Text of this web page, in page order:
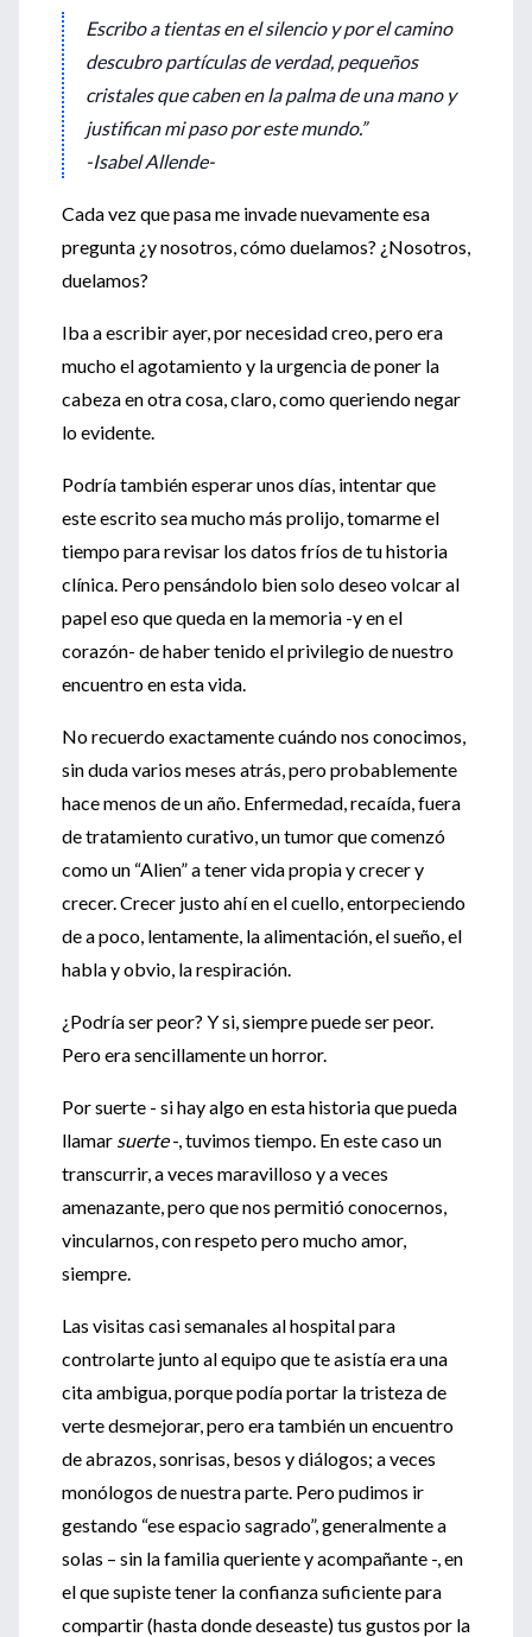
Escribo a tientas en el silencio y por el camino
descubro partículas de verdad, pequeños
cristales que caben en la palma de una mano y
justifican mi paso por este mundo.”
-Isabel Allende-
Cada vez que pasa me invade nuevamente esa
pregunta ¿y nosotros, cómo duelamos? ¿Nosotros,
duelamos?
Iba a escribir ayer, por necesidad creo, pero era
mucho el agotamiento y la urgencia de poner la
cabeza en otra cosa, claro, como queriendo negar
lo evidente.
Podría también esperar unos días, intentar que
este escrito sea mucho más prolijo, tomarme el
tiempo para revisar los datos fríos de tu historia
clínica. Pero pensándolo bien solo deseo volcar al
papel eso que queda en la memoria -y en el
corazón- de haber tenido el privilegio de nuestro
encuentro en esta vida.
No recuerdo exactamente cuándo nos conocimos,
sin duda varios meses atrás, pero probablemente
hace menos de un año. Enfermedad, recaída, fuera
de tratamiento curativo, un tumor que comenzó
como un “Alien” a tener vida propia y crecer y
crecer. Crecer justo ahí en el cuello, entorpeciendo
de a poco, lentamente, la alimentación, el sueño, el
habla y obvio, la respiración.
¿Podría ser peor? Y si, siempre puede ser peor.
Pero era sencillamente un horror.
Por suerte - si hay algo en esta historia que pueda
llamar suerte-, tuvimos tiempo. En este caso un
transcurrir, a veces maravilloso y a veces
amenazante, pero que nos permitió conocernos,
vincularnos, con respeto pero mucho amor,
siempre.
Las visitas casi semanales al hospital para
controlarte junto al equipo que te asistía era una
cita ambigua, porque podía portar la tristeza de
verte desmejorar, pero era también un encuentro
de abrazos, sonrisas, besos y diálogos; a veces
monólogos de nuestra parte. Pero pudimos ir
gestando “ese espacio sagrado”, generalmente a
solas – sin la familia queriente y acompañante -, en
el que supiste tener la confianza suficiente para
compartir (hasta donde deseaste) tus gustos por la